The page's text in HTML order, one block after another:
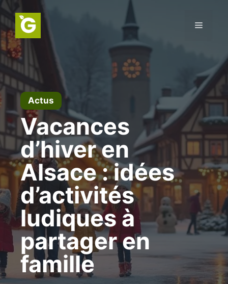
Aller
au
contenu
Menu
Actus
Vacances
d’hiver en
Alsace : idées
d’activités
ludiques à
partager en
famille